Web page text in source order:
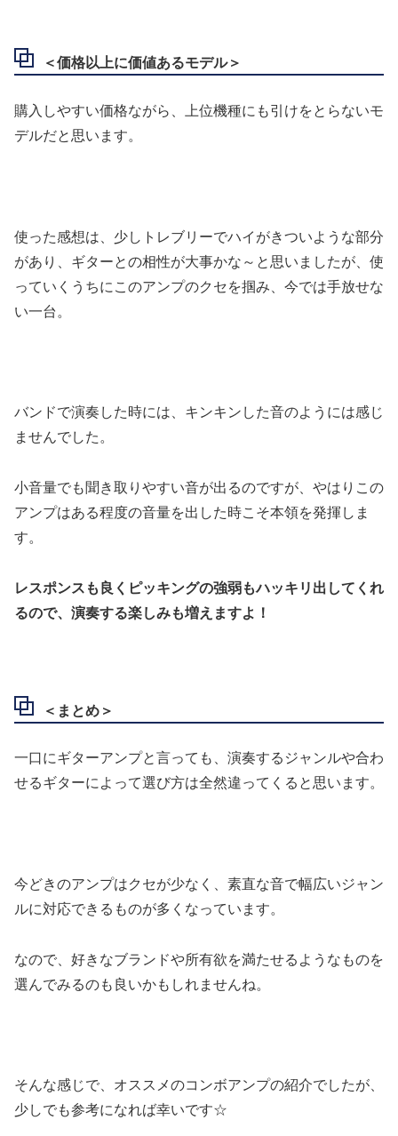
＜価格以上に価値あるモデル＞
購入しやすい価格ながら、上位機種にも引けをとらないモ
デルだと思います。
使った感想は、少しトレブリーでハイがきついような部分
があり、ギターとの相性が大事かな～と思いましたが、使
っていくうちにこのアンプのクセを掴み、今では手放せな
い一台。
バンドで演奏した時には、キンキンした音のようには感じ
ませんでした。
小音量でも聞き取りやすい音が出るのですが、やはりこの
アンプはある程度の音量を出した時こそ本領を発揮しま
す。
レスポンスも良くピッキングの強弱もハッキリ出してくれ
るので、演奏する楽しみも増えますよ！
＜まとめ＞
一口にギターアンプと言っても、演奏するジャンルや合わ
せるギターによって選び方は全然違ってくると思います。
今どきのアンプはクセが少なく、素直な音で幅広いジャン
ルに対応できるものが多くなっています。
なので、好きなブランドや所有欲を満たせるようなものを
選んでみるのも良いかもしれませんね。
そんな感じで、オススメのコンボアンプの紹介でしたが、
少しでも参考になれば幸いです☆